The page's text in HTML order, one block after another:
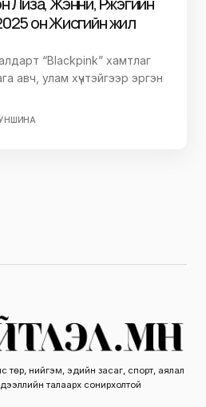
он Жисүгийн жил
“Blackpink” хамтлаг
авч, улам хүчтэйгээр эргэн
төр, нийгэм, эдийн засаг, спорт, аялал
талаарх сонирхолтой